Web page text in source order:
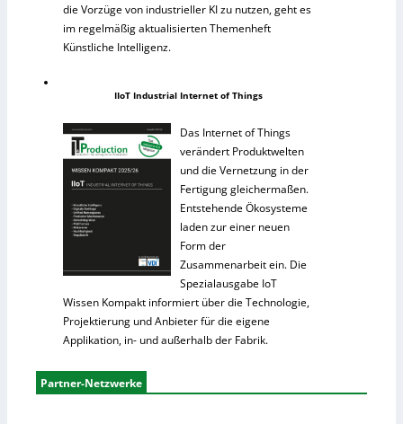
die Vorzüge von industrieller KI zu nutzen, geht es
im regelmäßig aktualisierten Themenheft
Künstliche Intelligenz.
IIoT Industrial Internet of Things
Das Internet of Things
verändert Produktwelten
und die Vernetzung in der
Fertigung gleichermaßen.
Entstehende Ökosysteme
laden zur einer neuen
Form der
Zusammenarbeit ein. Die
Spezialausgabe IoT
Wissen Kompakt informiert über die Technologie,
Projektierung und Anbieter für die eigene
Applikation, in- und außerhalb der Fabrik.
Partner-Netzwerke